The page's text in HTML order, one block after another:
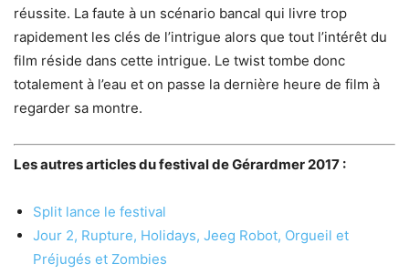
réussite. La faute à un scénario bancal qui livre trop
rapidement les clés de l’intrigue alors que tout l’intérêt du
film réside dans cette intrigue. Le twist tombe donc
totalement à l’eau et on passe la dernière heure de film à
regarder sa montre.
Les autres articles du festival de Gérardmer 2017 :
Split lance le festival
Jour 2, Rupture, Holidays, Jeeg Robot, Orgueil et
Préjugés et Zombies